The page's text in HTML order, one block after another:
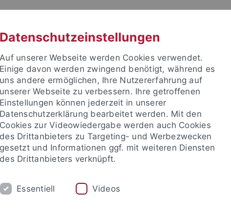
Zentrum
UND EVENTS PUBLIKATIONEN
Computer Science Seminar
Datenschutzeinstellungen
Auf unserer Webseite werden Cookies verwendet.
Einige davon werden zwingend benötigt, während es
uns andere ermöglichen, Ihre Nutzererfahrung auf
unserer Webseite zu verbessern. Ihre getroffenen
Einstellungen können jederzeit in unserer
Datenschutzerklärung bearbeitet werden. Mit den
Cookies zur Videowiedergabe werden auch Cookies
des Drittanbieters zu Targeting- und Werbezwecken
gesetzt und Informationen ggf. mit weiteren Diensten
des Drittanbieters verknüpft.
Essentiell Videos